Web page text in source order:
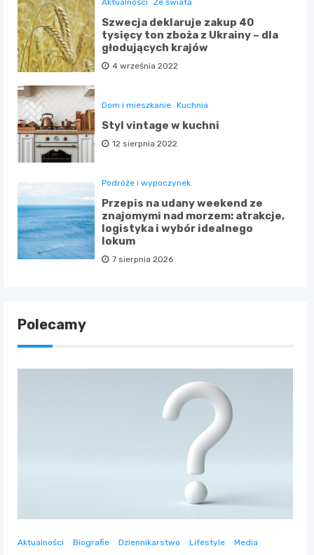
Szwecja deklaruje zakup 40
tysięcy ton zboża z Ukrainy – dla
głodujących krajów
4 września 2022
Dom i mieszkanie Kuchnia
Styl vintage w kuchni
12 sierpnia 2022
Podróże i wypoczynek
Przepis na udany weekend ze
znajomymi nad morzem: atrakcje,
logistyka i wybór idealnego
lokum
7 sierpnia 2026
Polecamy
Aktualności Biografie Dziennikarstwo Lifestyle Media